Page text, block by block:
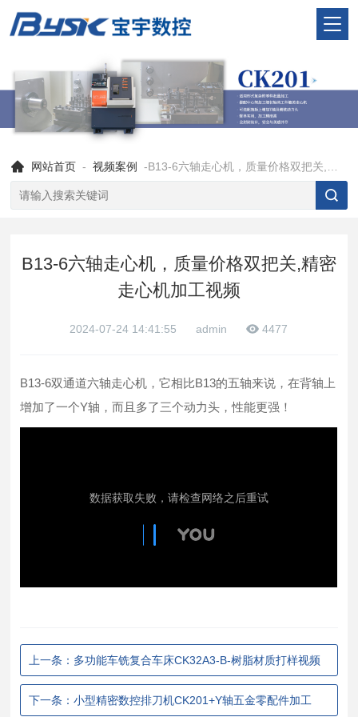
网站首页 - 视频案例 -B13-6六轴走心机，质量价格双把关,精密走心机加工视频
B13-6六轴走心机，质量价格双把关,精密
走心机加工视频
2024-07-24 14:41:55 admin 4477
B13-6双通道六轴走心机，它相比B13的五轴来说，在背轴上
增加了一个Y轴，而且多了三个动力头，性能更强！
上一条：多功能车铣复合车床CK32A3-B-树脂材质打样视频
下一条：小型精密数控排刀机CK201+Y轴五金零配件加工